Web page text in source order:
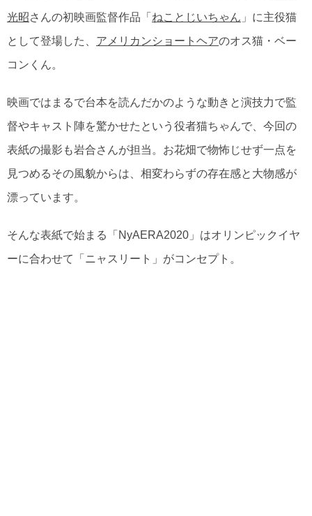
光昭さんの初映画監督作品「 ねことじいちゃん 」に主役猫
として登場した、 アメリカンショートヘアのオス猫・ベー
コンくん。
映画ではまるで台本を読んだかのような動きと演技力で監
督やキャスト陣を驚かせたという役者猫ちゃんで、今回の
表紙の撮影も岩合さんが担当。お花畑で物怖じせず一点を
見つめるその風貌からは、相変わらずの存在感と大物感が
漂っています。
そんな表紙で始まる「NyAERA2020」はオリンピックイヤ
ーに合わせて「ニャスリート」がコンセプト。